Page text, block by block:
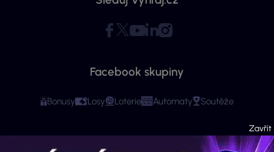
Facebook skupiny
Bonusy Losy Loterie Automaty Soutěže
Copyright © 2026 - Všechna práva vyhrazena. Vyhraj.cz | Ministerstvo financí